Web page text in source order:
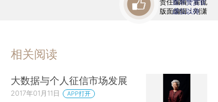
责任编辑：霍侃
版面编辑：刘潇
首席赞赏官
虚位以待
相关阅读
大数据与个人征信市场发展
2017年01月11日 APP打开